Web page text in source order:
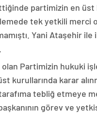
partimizin en üst
tek yetkili merci
Yani Ataşehir ile
olan Partimizin hukuki
kurullarında karar
tebliğ etmeye
görev ve